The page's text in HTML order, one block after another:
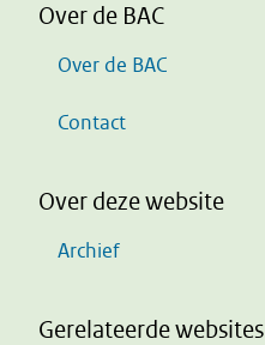
Over de BAC
Over de BAC
Contact
Over deze website
Archief
Gerelateerde websites